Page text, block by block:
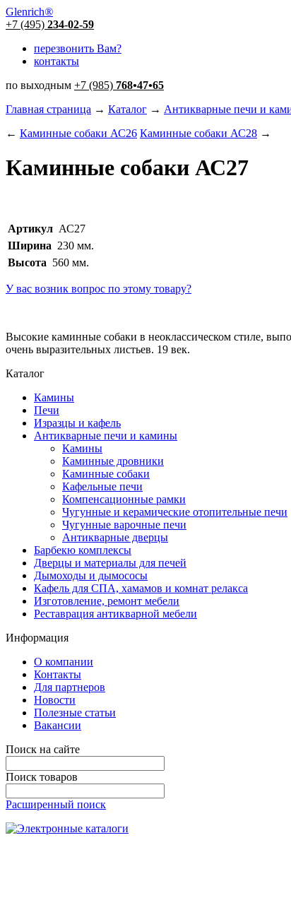
Glenrich®
+7 (495) 234-02-59
перезвонить Вам?
контакты
по выходным +7 (985) 768•47•65
Главная страница → Каталог → Антикварные печи и
← Каминные собаки АС26 Каминные собаки АС28 →
Каминные собаки АС27
Артикул АС27
Ширина 230 мм.
Высота 560 мм.
У вас возник вопрос по этому товару?
Высокие каминные собаки в неоклассическом стиле,
очень выразительных листьев. 19 век.
Каталог
Камины
Печи
Изразцы и кафель
Антикварные печи и камины
Камины
Каминные дровники
Каминные собаки
Кафельные печи
Компенсационные рамки
Чугунные и керамические отопительные печи
Чугунные варочные печи
Антикварные дверцы
Барбекю комплексы
Дверцы и материалы для печей
Дымоходы и дымососы
Кафель для СПА, хамамов и комнат релакса
Изготовление, ремонт мебели
Реставрация антикварной мебели
Информация
О компании
Контакты
Для партнеров
Новости
Полезные статьи
Вакансии
Поиск на сайте
Поиск товаров
Расширенный поиск